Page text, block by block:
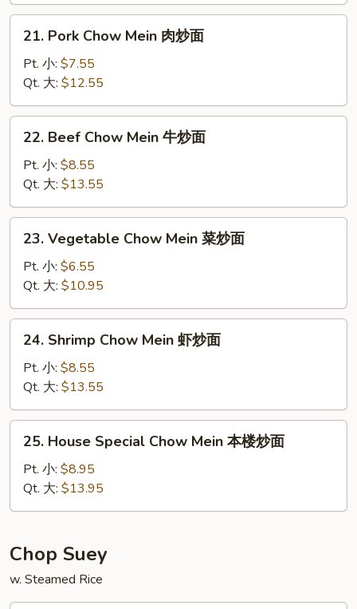
炒
Pork
Chow
Mein
肉
炒
21. Pork Chow Mein 肉炒面
Pt. 小: $7.55
Qt. 大: $12.55
Beef
Chow
Mein
牛
炒
22. Beef Chow Mein 牛炒面
Pt. 小: $8.55
Qt. 大: $13.55
Vegetable
Chow
Mein
菜
炒
23. Vegetable Chow Mein 菜炒面
Pt. 小: $6.55
Qt. 大: $10.95
Shrimp
Chow
Mein
虾
炒
24. Shrimp Chow Mein 虾炒面
Pt. 小: $8.55
Qt. 大: $13.55
House
Special
Chow
Mein
楼
炒
面
25. House Special Chow Mein 本楼炒面
Pt. 小: $8.95
Qt. 大: $13.95
Chop Suey
w. Steamed Rice